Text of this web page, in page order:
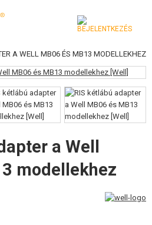
A WELL MB06 ÉS MB13 MODELLEKHEZ
a Well
modellekhez